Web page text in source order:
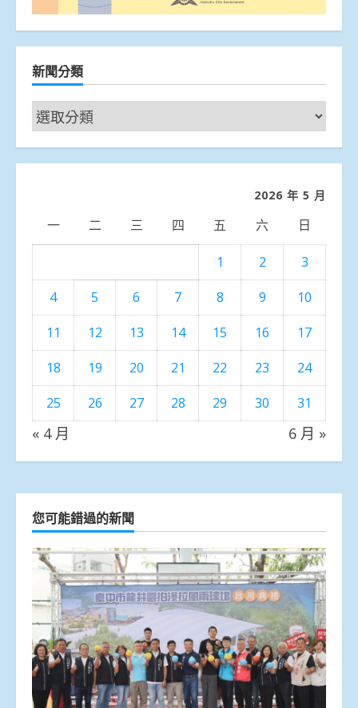
新聞分類
新
聞
分
2026 年 5 月
一 二 三 四 五 六 日
1 2
3
4
5 6 7 8 9
10
11
12 13 14 15 16
17
18
19 20 21 22 23
24
25
26 27 28 29 30 31
« 4 月 6 月 »
您可能錯過的新聞